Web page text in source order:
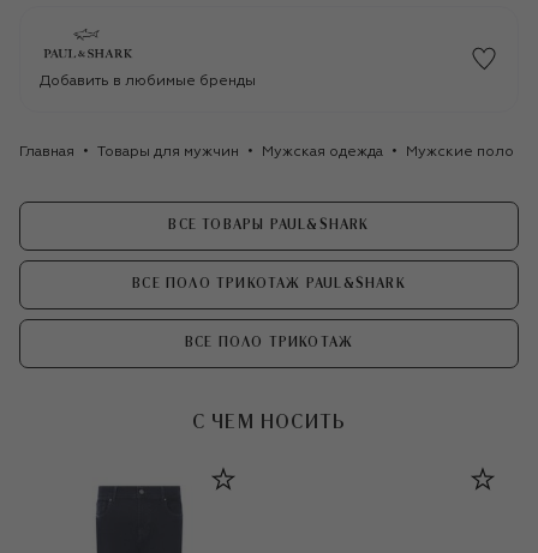
Добавить в любимые бренды
Главная Товары для мужчин Мужская одежда Мужские поло
ВСЕ ТОВАРЫ PAUL&SHARK
ВСЕ ПОЛО ТРИКОТАЖ PAUL&SHARK
ВСЕ ПОЛО ТРИКОТАЖ
С ЧЕМ НОСИТЬ